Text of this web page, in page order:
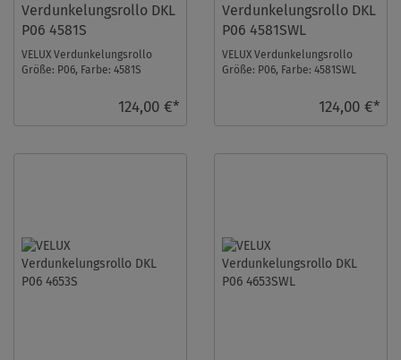
Verdunkelungsrollo DKL
P06 4581S
VELUX Verdunkelungsrollo
Größe: P06, Farbe: 4581S
124,00 €*
Verdunkelungsrollo DKL
P06 4581SWL
VELUX Verdunkelungsrollo
Größe: P06, Farbe: 4581SWL
124,00 €*